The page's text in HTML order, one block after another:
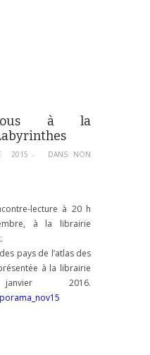
vous à la
2015 – DANS: NON
lecture à 20 h
à la librairie
pays de l’atlas des
à la librairie
2016.